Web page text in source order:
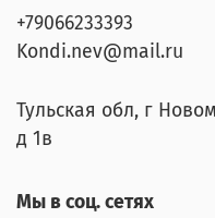
+79066233393
Kondi.nev@mail.ru
Тульская обл, г
д 1в
Мы в соц. сетях